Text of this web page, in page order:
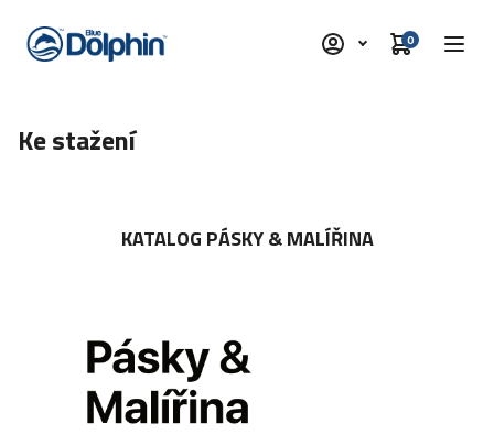
0
Ke stažení
KATALOG PÁSKY & MALÍŘINA